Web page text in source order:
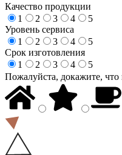
Качество продукции
1
2 3 4
5
Уровень сервиса
1
2 3 4
5
Срок изготовления
1
2 3 4
5
Пожалуйста, докажите,